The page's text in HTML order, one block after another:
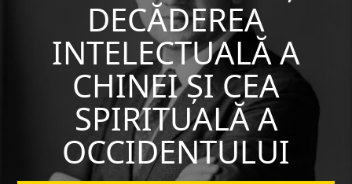
DECĂDEREA
INTELECTUALĂ A
CHINEI ȘI CEA
SPIRITUALĂ A
OCCIDENTULUI